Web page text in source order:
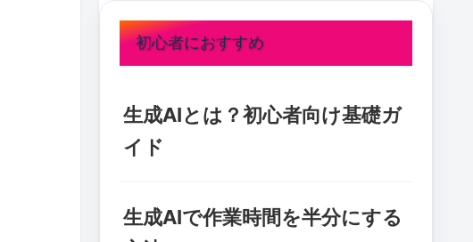
初心者におすすめ
生成AIとは？初心者向け基礎ガ
イド
生成AIで作業時間を半分にする